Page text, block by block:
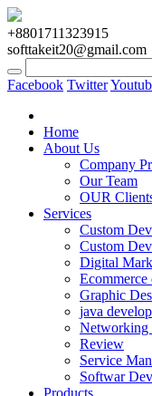
+8801711323915
softtakeit20@gmail.com
Facebook Twitter
Home
About Us
Company
Our Team
OUR
Services
Custom
Custom
Digital
Ecommerce
Graphic
java
Networking
Review
Service
Softwar
Products